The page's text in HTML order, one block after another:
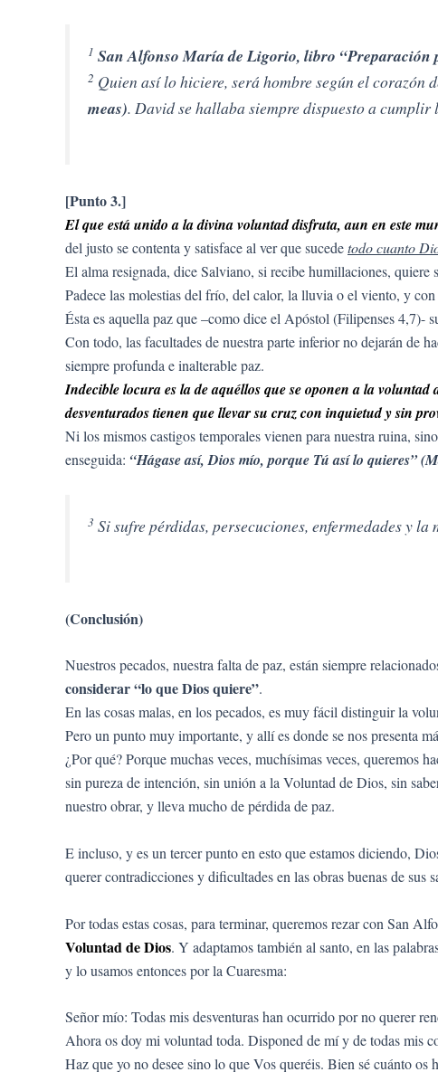
1 San Alfonso María de Ligorio, libro “Preparación
2 Quien así lo hiciere, será hombre según el corazón
meas). David se hallaba siempre dispuesto a
[Punto 3.]
El que está unido a la divina voluntad disfruta, aun en este
del justo se contenta y satisface al ver que sucedetodo cuanto
El alma resignada, dice Salviano, si recibe humillaciones, quiere
Padece las molestias del frío, del calor, la lluvia o el viento, y
Ésta es aquella paz que –como dice el Apóstol (Filipenses 4,7)-
Con todo, las facultades de nuestra parte inferior no dejarán de
siempre profunda e inalterable paz.
Indecible locura es la de aquéllos que se oponen a la
desventurados tienen que llevar su cruz con inquietud y sin
Ni los mismos castigos temporales vienen para nuestra ruina,
enseguida: “Hágase así, Dios mío, porque Tú así lo quieres”
3 Si sufre pérdidas, persecuciones, enfermedades y
(Conclusión)
Nuestros pecados, nuestra falta de paz, están siempre
considerar “lo que Dios quiere”.
En las cosas malas, en los pecados, es muy fácil distinguir la
Pero un punto muy importante, y allí es donde se nos presenta
¿Por qué? Porque muchas veces, muchísimas veces, queremos
sin pureza de intención, sin unión a la Voluntad de Dios, sin
nuestro obrar, y lleva mucho de pérdida de paz.
E incluso, y es un tercer punto en esto que estamos diciendo,
querer contradicciones y dificultades en las obras buenas de
Por todas estas cosas, para terminar, queremos rezar con San
Voluntad de Dios. Y adaptamos también al santo, en las
y lo usamos entonces por la Cuaresma:
Señor mío: Todas mis desventuras han ocurrido por no querer
Ahora os doy mi voluntad toda. Disponed de mí y de todas mis
Haz que yo no desee sino lo que Vos queréis. Bien sé cuánto